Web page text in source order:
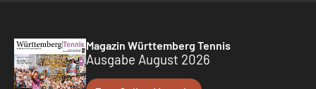
Magazin Württemberg Tennis
Ausgabe August 2026